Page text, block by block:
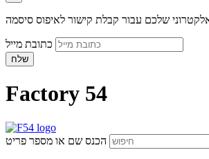
שלכם עבור קבלת קישור לאיפוס סיסמה
שלח
Factory 54
הכנס שם או מספר פריט